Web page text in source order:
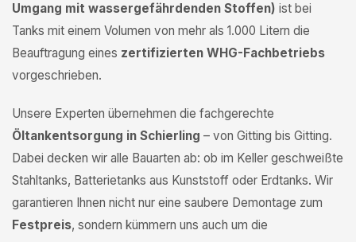
Umgang mit wassergefährdenden Stoffen) ist bei
Tanks mit einem Volumen von mehr als 1.000 Litern die
Beauftragung eines zertifizierten WHG-Fachbetriebs
vorgeschrieben.
Unsere Experten übernehmen die fachgerechte
Öltankentsorgung in Schierling – von Gitting bis Gitting.
Dabei decken wir alle Bauarten ab: ob im Keller geschweißte
Stahltanks, Batterietanks aus Kunststoff oder Erdtanks. Wir
garantieren Ihnen nicht nur eine saubere Demontage zum
Festpreis, sondern kümmern uns auch um die